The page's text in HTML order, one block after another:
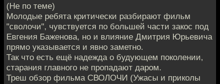
(Не по теме)
Молодые ребята критически разбирают фильм
"сволочи", чувствуется по большей части закос под
Евгения Баженова, но и влияние Дмитрия Юрьевича
прямо указывается и явно заметно.
Так что есть ещё надежда о будующем поколении,
старания главного не пропадают даром.
Треш обзор фильма СВОЛОЧИ (Ужасы и приколы